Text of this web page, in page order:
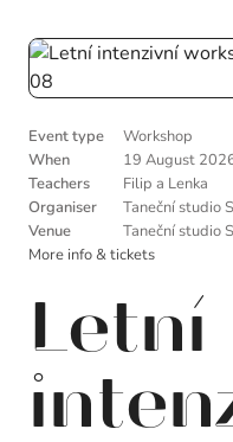
Event type
Workshop
When
19 August
Teachers
Filip a Lenka
Organiser
Taneční studio
Venue
Taneční studio
More info & tickets
Letní